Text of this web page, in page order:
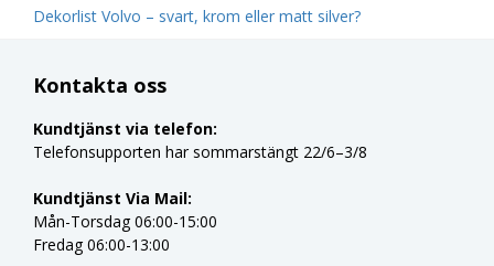
Dekorlist Volvo – svart, krom eller matt silver?
Kontakta oss
Kundtjänst via telefon:
Telefonsupporten har sommarstängt 22/6–3/8
Kundtjänst Via Mail:
Mån-Torsdag 06:00-15:00
Fredag 06:00-13:00